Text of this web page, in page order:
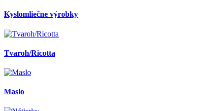
Kyslomliečne výrobky
Tvaroh/Ricotta
Maslo